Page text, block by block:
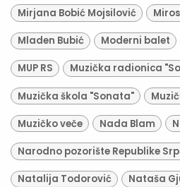
Mirjana Bobić Mojsilović
Mladen Bubić Moderni balet
MUP RS Muzička radionica
Muzička škola "Sonata"
Muzičko veče Nada Blam
Narodno pozorište Republike
Natalija Todorović Nataša